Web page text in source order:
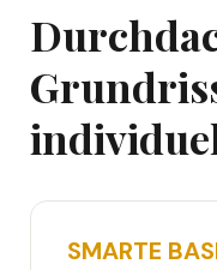
SMARTE